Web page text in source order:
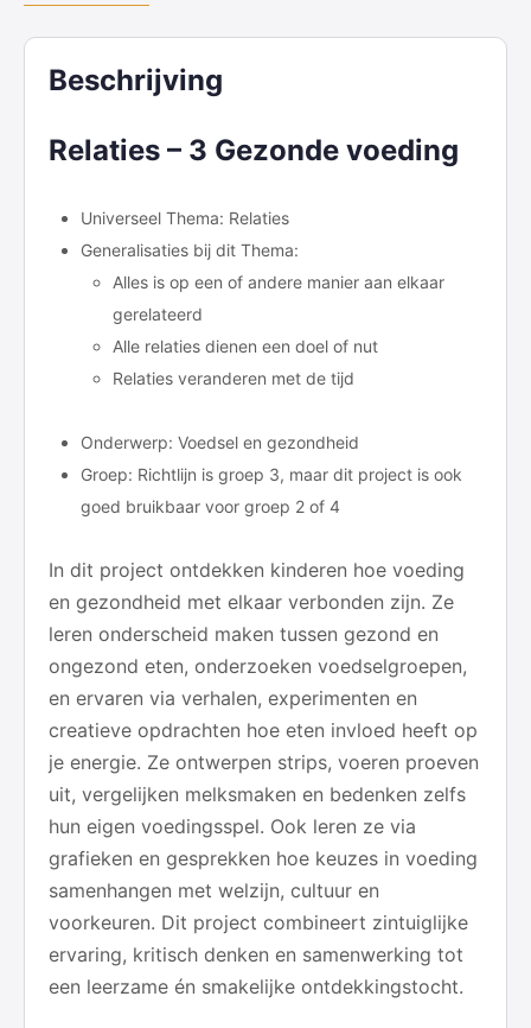
Beschrijving
Relaties – 3 Gezonde voeding
Universeel Thema: Relaties
Generalisaties bij dit Thema:
Alles is op een of andere manier aan elkaar
gerelateerd
Alle relaties dienen een doel of nut
Relaties veranderen met de tijd
Onderwerp: Voedsel en gezondheid
Groep: Richtlijn is groep 3, maar dit project is ook
goed bruikbaar voor groep 2 of 4
In dit project ontdekken kinderen hoe voeding
en gezondheid met elkaar verbonden zijn. Ze
leren onderscheid maken tussen gezond en
ongezond eten, onderzoeken voedselgroepen,
en ervaren via verhalen, experimenten en
creatieve opdrachten hoe eten invloed heeft op
je energie. Ze ontwerpen strips, voeren proeven
uit, vergelijken melksmaken en bedenken zelfs
hun eigen voedingsspel. Ook leren ze via
grafieken en gesprekken hoe keuzes in voeding
samenhangen met welzijn, cultuur en
voorkeuren. Dit project combineert zintuiglijke
ervaring, kritisch denken en samenwerking tot
een leerzame én smakelijke ontdekkingstocht.